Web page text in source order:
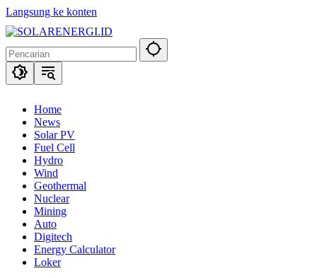
Langsung ke konten
Home
News
Solar PV
Fuel Cell
Hydro
Wind
Geothermal
Nuclear
Mining
Auto
Digitech
Energy Calculator
Loker